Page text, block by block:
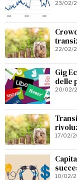
23/02/
22/02/
Gig
delle
20/02/
17/02/
10/02/